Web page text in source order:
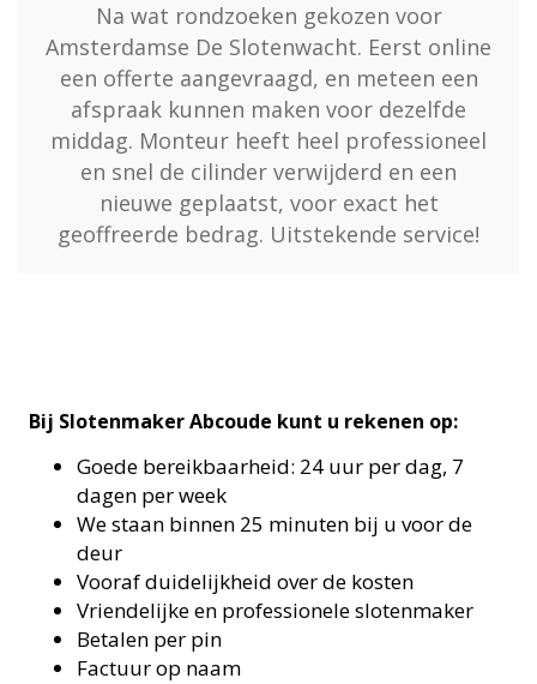
Na wat rondzoeken gekozen voor
Amsterdamse De Slotenwacht. Eerst online
een offerte aangevraagd, en meteen een
afspraak kunnen maken voor dezelfde
middag. Monteur heeft heel professioneel
en snel de cilinder verwijderd en een
nieuwe geplaatst, voor exact het
geoffreerde bedrag. Uitstekende service!
Bij Slotenmaker Abcoude kunt u rekenen op:
Goede bereikbaarheid: 24 uur per dag, 7
dagen per week
We staan binnen 25 minuten bij u voor de
deur
Vooraf duidelijkheid over de kosten
Vriendelijke en professionele slotenmaker
Betalen per pin
Factuur op naam